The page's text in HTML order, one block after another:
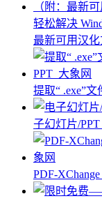
轻松解决
最新可用汉化
提取“ .exe”
子幻灯片/
PDF-